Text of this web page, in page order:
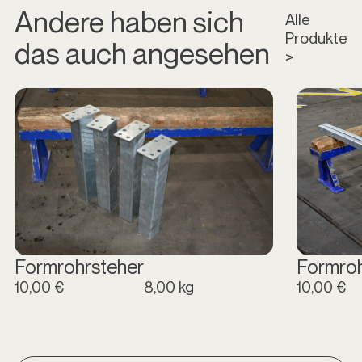
Andere haben sich
das auch angesehen
Alle
Produkte
>
Formrohrsteher
10,00 € 8,00 kg 10,00 €